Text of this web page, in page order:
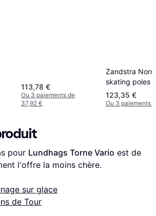
113,78 €
Ou 3 paiements de
37,92 €
Zandstra
skating poles
123,35 €
Ou 3 paiements
pour Lundhags Torne Vario
l'offre la moins chère.
sur glace
de Tour